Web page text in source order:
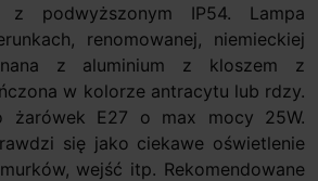
z podwyższonym IP54. Lampa
renomowanej, niemieckiej
z aluminium z kloszem z
w kolorze antracytu lub rdzy.
żarówek E27 o max mocy 25W.
się jako ciekawe oświetlenie
wejść itp. Rekomendowane